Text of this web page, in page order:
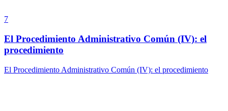
7
El Procedimiento Administrativo Común (IV): el
procedimiento
El Procedimiento Administrativo Común (IV): el procedimiento